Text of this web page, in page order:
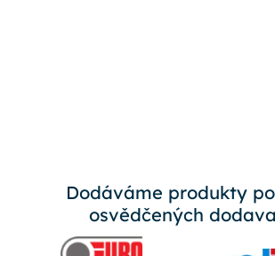
Dodáváme produkty
osvědčených